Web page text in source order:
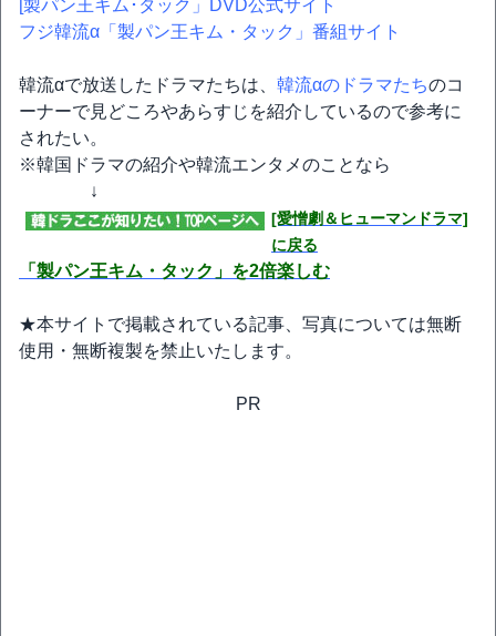
[製パン王キム･タック」DVD公式サイト
フジ韓流α「製パン王キム・タック」番組サイト
韓流αで放送したドラマたちは、 韓流αのドラマたちのコ
ーナーで見どころやあらすじを紹介しているので参考に
されたい。
※韓国ドラマの紹介や韓流エンタメのことなら
↓
[愛憎劇＆ヒューマンドラマ]
に戻る
「製パン王キム・タック」を2倍楽しむ
★本サイトで掲載されている記事、写真については無断
使用・無断複製を禁止いたします。
PR